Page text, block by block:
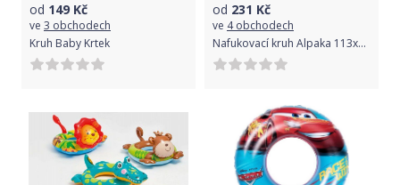
od 149 Kč
ve 3 obchodech
Kruh Baby Krtek
od 231 Kč
ve 4 obchodech
Nafukovací kruh Alpaka 113x109cm